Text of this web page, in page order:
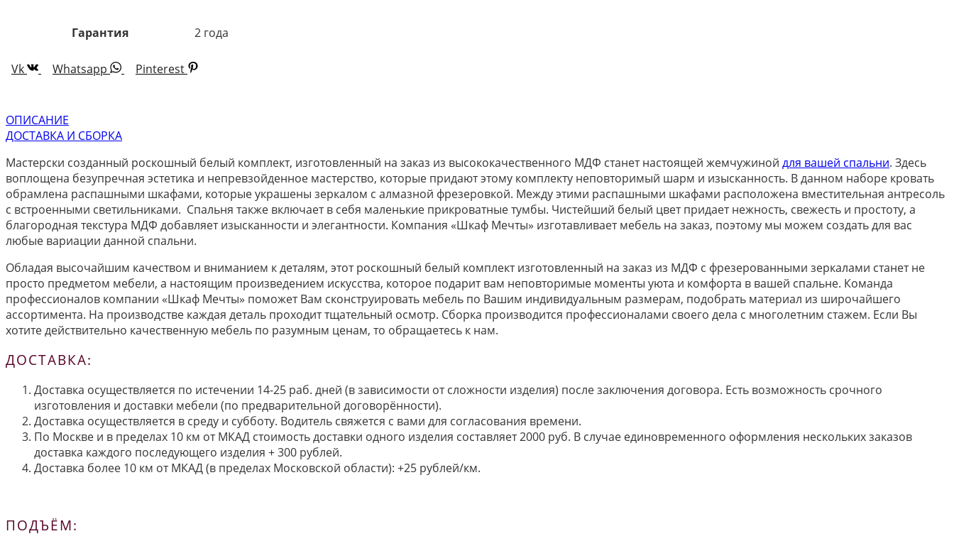
Гарантия 2 года
Vk Whatsapp Pinterest
ОПИСАНИЕ
ДОСТАВКА И СБОРКА
Мастерски созданный роскошный белый комплект, изготовленный на заказ из высококачественного МДФ станет настоящей жемчужиной для вашей спальни. Здесь
воплощена безупречная эстетика и непревзойденное мастерство, которые придают этому комплекту неповторимый шарм и изысканность. В данном наборе кровать
обрамлена распашными шкафами, которые украшены зеркалом с алмазной фрезеровкой. Между этими распашными шкафами расположена вместительная антресоль
с встроенными светильниками. Спальня также включает в себя маленькие прикроватные тумбы. Чистейший белый цвет придает нежность, свежесть и простоту, а
благородная текстура МДФ добавляет изысканности и элегантности. Компания «Шкаф Мечты» изготавливает мебель на заказ, поэтому мы можем создать для вас
любые вариации данной спальни.
Обладая высочайшим качеством и вниманием к деталям, этот роскошный белый комплект изготовленный на заказ из МДФ с фрезерованными зеркалами станет не
просто предметом мебели, а настоящим произведением искусства, которое подарит вам неповторимые моменты уюта и комфорта в вашей спальне. Команда
профессионалов компании «Шкаф Мечты» поможет Вам сконструировать мебель по Вашим индивидуальным размерам, подобрать материал из широчайшего
ассортимента. На производстве каждая деталь проходит тщательный осмотр. Сборка производится профессионалами своего дела с многолетним стажем. Если Вы
хотите действительно качественную мебель по разумным ценам, то обращаетесь к нам.
ДОСТАВКА:
Доставка осуществляется по истечении 14-25 раб. дней (в зависимости от сложности изделия) после заключения договора. Есть возможность срочного
изготовления и доставки мебели (по предварительной договорённости).
Доставка осуществляется в среду и субботу. Водитель свяжется с вами для согласования времени.
По Москве и в пределах 10 км от МКАД стоимость доставки одного изделия составляет 2000 руб. В случае единовременного оформления нескольких заказов
доставка каждого последующего изделия + 300 рублей.
Доставка более 10 км от МКАД (в пределах Московской области): +25 рублей/км.
ПОДЪЁМ: